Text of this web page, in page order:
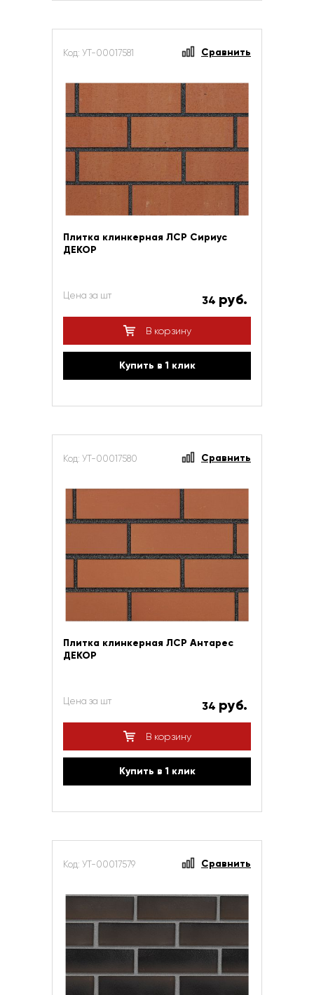
Код: УТ-00017581 Сравнить
Плитка клинкерная ЛСР Сириус
ДЕКОР
Цена за шт 34 руб.
В корзину
Купить в 1 клик
Код: УТ-00017580 Сравнить
Плитка клинкерная ЛСР Антарес
ДЕКОР
Цена за шт 34 руб.
В корзину
Купить в 1 клик
Код: УТ-00017579 Сравнить